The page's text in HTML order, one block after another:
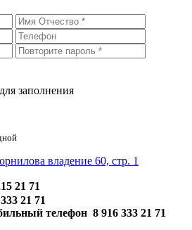
заполнения
владение 60, стр. 1
21 71
21 71
8 916 333 21 71